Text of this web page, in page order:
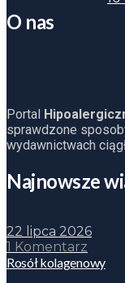
O nas
Portal
sprawdzone
wydawnictwach
Najnowsze
22 lipca 2026
1 Komentarz
Rosół kolagenowy